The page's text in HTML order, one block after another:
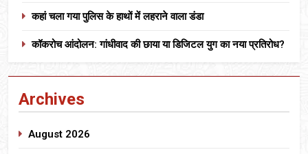
कहां चला गया पुलिस के हाथों में लहराने वाला डंडा
कॉकरोच आंदोलन: गांधीवाद की छाया या डिजिटल युग का नया प्रतिरोध?
Archives
August 2026